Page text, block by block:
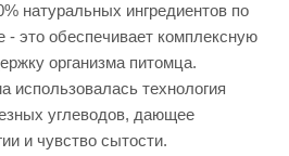
натуральных ингредиентов по
это обеспечивает комплексную
организма питомца.
использовалась технология
углеводов, дающее
и чувство сытости.